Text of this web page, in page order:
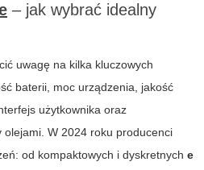
– jak wybrać idealny
uwagę na kilka kluczowych
baterii, moc urządzenia, jakość
użytkownika oraz
olejami. W 2024 roku producenci
od kompaktowych i dyskretnych e